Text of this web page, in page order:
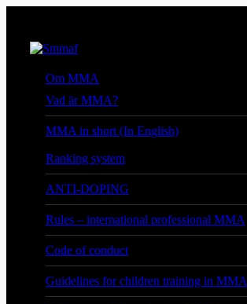
Om MMA
Vad är MMA?
MMA in short (In English)
Ranking system
ANTI-DOPING
Rules – international professional MMA
Code of conduct
Guidelines for children training in MMA